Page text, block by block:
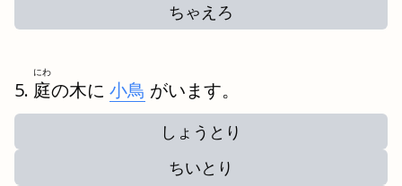
ちゃえろ
庭
にわ
の木に 小鳥 がいます。
しょうとり
ちいとり